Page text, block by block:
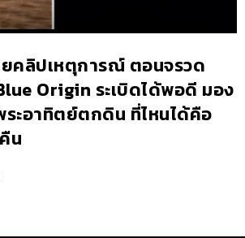
คลิปเหตุการณ์ ตอนจรวด
Origin ระเบิดได้พอดี มอง
ระอาทิตย์ตกดิน ที่ไหนได้คือ
น